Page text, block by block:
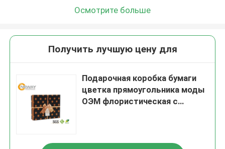
Осмотрите больше
Получить лучшую цену для
Подарочная коробка бумаги
цветка прямоугольника моды
ОЭМ флористическая с